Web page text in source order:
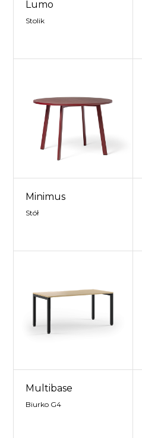
Lumo
Stolik
Minimus
Stół
Multibase
Biurko G4